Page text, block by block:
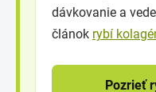
dávkovanie a
článok rybí
Pozrieť